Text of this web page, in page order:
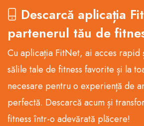
Descarcă aplicația
partenerul tău de
Cu aplicația FitNet, ai acces rapid
sălile tale de fitness favorite și la
necesare pentru o experiență de
perfectă. Descarcă acum și
fitness într-o adevărată plăcere!